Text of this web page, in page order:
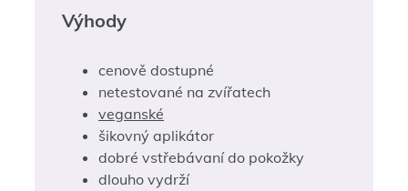
Výhody
cenově dostupné
netestované na zvířatech
veganské
šikovný aplikátor
dobré vstřebávaní do pokožky
dlouho vydrží